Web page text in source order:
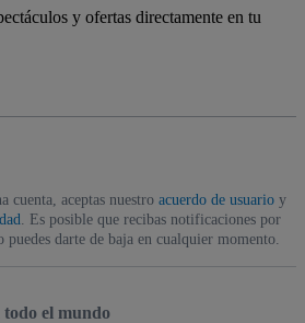
y ofertas directamente en tu
cuenta, aceptas nuestro acuerdo de usuarioy
. Es posible que recibas notificaciones por
puedes darte de baja en cualquier momento.
todo el mundo